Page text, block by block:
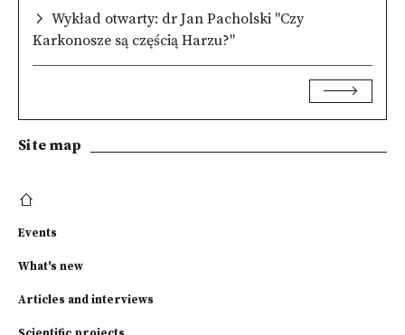
Wykład otwarty: dr Jan Pacholski "Czy
Karkonosze są częścią Harzu?"
Site map
Events
What's new
Articles and interviews